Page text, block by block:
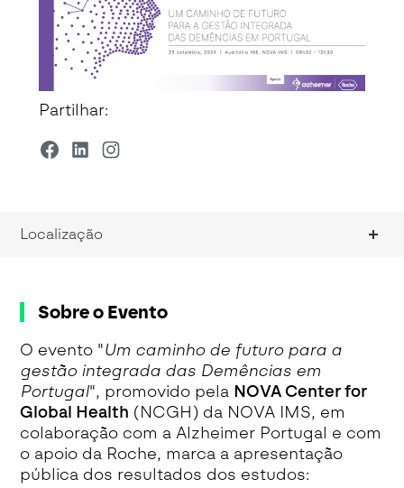
Partilhar:
Localização
Sobre o Evento
O evento "Um caminho de futuro para a
gestão integrada das Demências em
Portugal", promovido pela NOVA Center for
Global Health (NCGH) da NOVA IMS, em
colaboração com a Alzheimer Portugal e com
o apoio da Roche, marca a apresentação
pública dos resultados dos estudos: